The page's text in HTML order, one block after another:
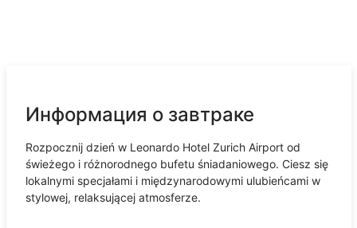
Информация о завтраке
Rozpocznij dzień w Leonardo Hotel Zurich Airport od
świeżego i różnorodnego bufetu śniadaniowego. Ciesz się
lokalnymi specjałami i międzynarodowymi ulubieńcami w
stylowej, relaksującej atmosferze.